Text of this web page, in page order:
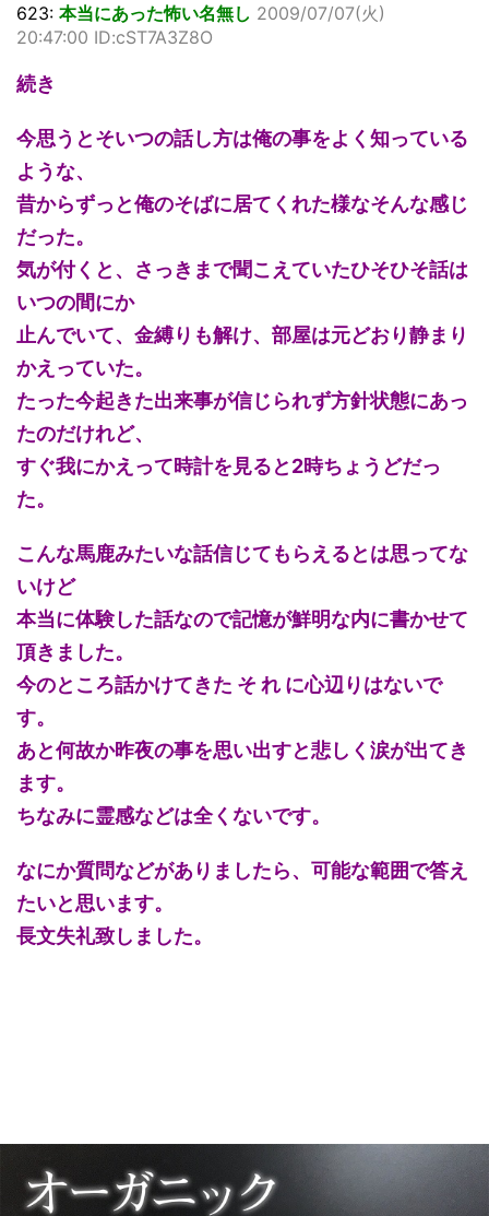
623: 本当にあった怖い名無し 2009/07/07(火)
20:47:00 ID:cST7A3Z8O
続き
今思うとそいつの話し方は俺の事をよく知っている
ような、
昔からずっと俺のそばに居てくれた様なそんな感じ
だった。
気が付くと、さっきまで聞こえていたひそひそ話は
いつの間にか
止んでいて、金縛りも解け、部屋は元どおり静まり
かえっていた。
たった今起きた出来事が信じられず方針状態にあっ
たのだけれど、
すぐ我にかえって時計を見ると2時ちょうどだっ
た。
こんな馬鹿みたいな話信じてもらえるとは思ってな
いけど
本当に体験した話なので記憶が鮮明な内に書かせて
頂きました。
今のところ話かけてきた そ れ に心辺りはないで
す。
あと何故か昨夜の事を思い出すと悲しく涙が出てき
ます。
ちなみに霊感などは全くないです。
なにか質問などがありましたら、可能な範囲で答え
たいと思います。
長文失礼致しました。